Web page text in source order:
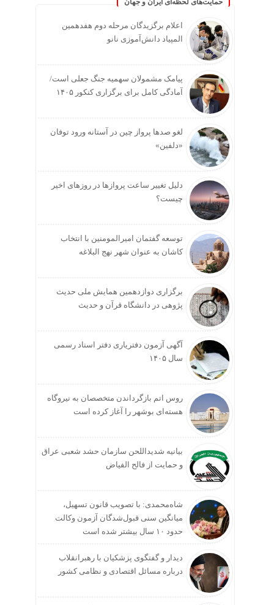
حمایت‌های لحظه‌ای ایران و جهان
اعلام برگزیدگان مرحله دوم هفدهمین
المپیاد دانش‌آموزی نانو
پیامک مشمولان سهمیه جنگ جعلی است/
آمادگی کامل برای برگزاری کنکور ۱۴۰۵
لغو صدها پرواز چین در آستانه ورود توفان
«دلفین»
دلیل تغییر ساعت پروازها در روزهای اخیر
چیست؟
توسعه گفتمان امیرالمومنین با انتخاب
کاشان به عنوان شهر نهج البلاغه
برگزاری دوازدهمین همایش ملی حدیث
پژوهی در دانشگاه قرآن و حدیث
آگهی آزمون دفتریاری دفتر اسناد رسمی
سال ۱۴۰۵
روس اتم بازگرداندن متخصصان به نیروگاه
هسته‌ای بوشهر را آغاز کرده است
بیانیه شدیداللحن سازمان حشد شعبی عراق
و حمایت از فالح الفیاض
شاه‌محمدی: با تصویب قانون تسهیل،
میانگین سنی قبول‌شدگان آزمون وکالت
حدود ۱۰ سال بیشتر شده است
دیدار و گفتگوی پزشکیان با رهبرانقلاب
درباره مسائل اقتصادی و نظامی کشور